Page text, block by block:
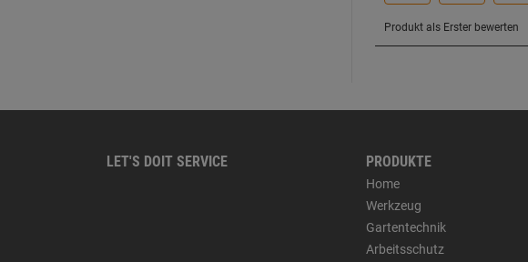
LET'S DOIT SERVICE PRODUKTE
Home
Werkzeug
Gartentechnik
Arbeitsschutz